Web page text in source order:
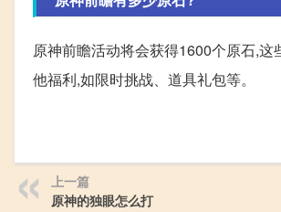
原神前瞻活动将会获得1600个原石,
他福利,如限时挑战、道具礼包等。
上一篇
原神的独眼怎么打